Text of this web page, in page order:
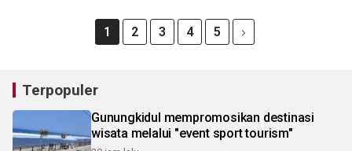
1 2 3 4 5
Terpopuler
Gunungkidul mempromosikan destinasi
wisata melalui "event sport tourism"